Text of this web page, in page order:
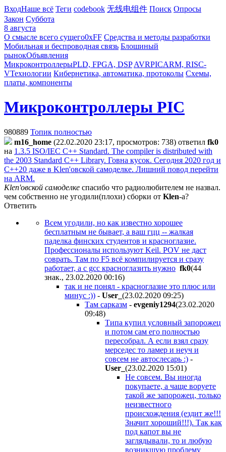
ВходНаше всё Теги codebook 无线电组件 Поиск Опросы
Закон Суббота
8 августа
О смысле всего сущего0xFF Средства и методы разработки
Мобильная и беспроводная связь Блошиный
рынокОбъявления
МикроконтроллерыPLD, FPGA, DSP AVRPICARM, RISC-
VТехнологии Кибернетика, автоматика, протоколы Схемы,
платы, компоненты
Микроконтроллеры PIC
980889 Топик полностью
m16_home (22.02.2020 23:17, просмотров: 738) ответил fk0
на 1.3.5 ISO/IEC C++ Standard. The compiler is distributed with
the 2003 Standard C++ Library. Говна кусок. Сегодня 2020 год и
C++20 даже в Klen'овской самоделке. Лишний повод перейти
на ARM.
Klen'овской самоделке спасибо что радиолюбителем не назвал.
чем собственно не угодили(плохи) сборки от Klen-а?
Ответить
Всем угодили, но как известно хорошее
бесплатным не бывает, а ваш гцц -- жалкая
паделка финских студентов и красноглазие.
Профессионалы используют Keil. POV не даст
соврать. Там по F5 всё компилируется и сразу
работает, а с gcc красноглазить нужно fk0(44
знак., 23.02.2020 00:16)
так и не понял - красноглазие это плюс или
минус :)) - User_ (23.02.2020 09:25)
Там сарказм - evgeniy1294(23.02.2020
09:48)
Типа купил условный запорожец
и потом сам его полностью
пересобрал. А если взял сразу
мерседес то ламер и неуч и
совсем не автослесарь :) -
User_ (23.02.2020 15:01)
Не совсем. Вы иногда
покупаете, а чаще воруете
такой же запорожец, только
неизвестного
происхождения (ездит же!!!
Значит хороший!!!). Так как
под капот вы не
заглядывали, то и любую
возникшую проблему